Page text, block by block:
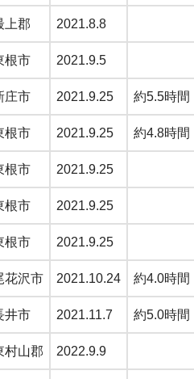
上郡 2021.8.8
根市 2021.9.5
庄市 2021.9.25 約5.5時間
根市 2021.9.25 約4.8時間
根市 2021.9.25
根市 2021.9.25
根市 2021.9.25
花沢市 2021.10.24 約4.0時間
井市 2021.11.7 約5.0時間
村山郡 2022.9.9